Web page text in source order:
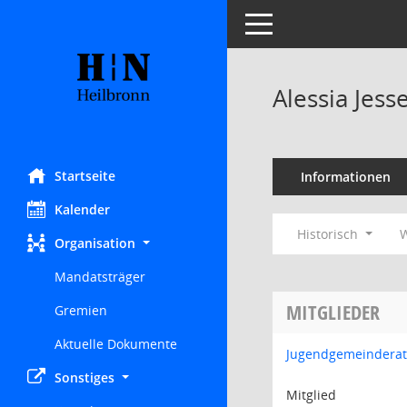
Startseite
Kalender
Organisation
Mandatsträger
Gremien
Aktuelle Dokumente
Sonstiges
Toggle navigation
Alessia
Informationen
Historisch
MITGLIEDER
Jugendgemeinderat
Mitglied